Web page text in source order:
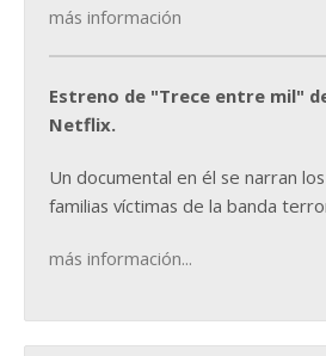
más información
Estreno de "Trece entre mil"
Netflix.
Un documental en él se narran
familias víctimas de la banda
más información...